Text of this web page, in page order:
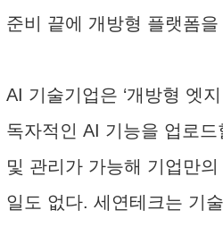
준비 끝에 개방형 플랫폼을
AI 기술기업은 ‘개방형 엣
독자적인 AI 기능을 업로
및 관리가 가능해 기업만
일도 없다. 세연테크는 기